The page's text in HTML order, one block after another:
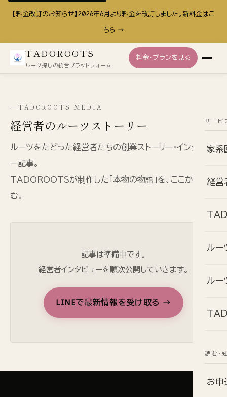
【料金改訂のお知らせ】2026年6月より料金を改訂しました。新料金はこ
ちら →
TADOROOTS
ルーツ探しの統合プラットフォーム
料金・プランを見る
サービ
家系
経営
ルー
ルー
読む・
お申
TADOROOTS MEDIA
経営者のルーツストーリー
ルーツをたどった経営者たちの創業ストーリー・インタビュ
ー記事。
TADOROOTSが制作した「本物の物語」を、ここから読
む。
記事は準備中です。
経営者インタビューを順次公開していきます。
LINEで最新情報を受け取る →